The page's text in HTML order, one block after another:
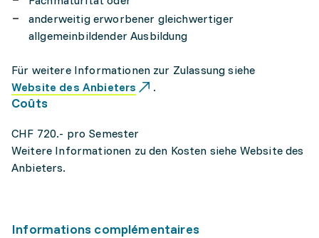
anderweitig erworbener gleichwertiger
allgemeinbildender Ausbildung
Für weitere Informationen zur Zulassung siehe
Website des Anbieters
.
Coûts
CHF 720.- pro Semester
Weitere Informationen zu den Kosten siehe Website des
Anbieters.
Informations complémentaires